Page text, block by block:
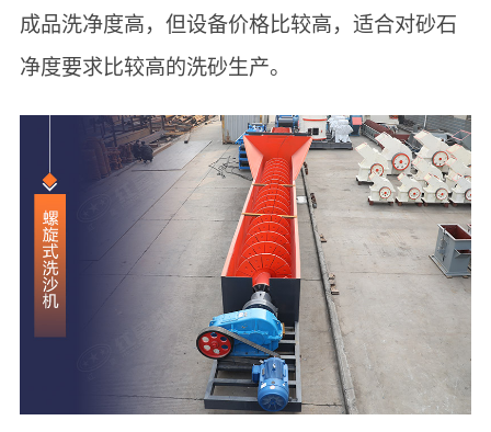
成品洗净度高，但设备价格比较高，适合对砂石
净度要求比较高的洗砂生产。